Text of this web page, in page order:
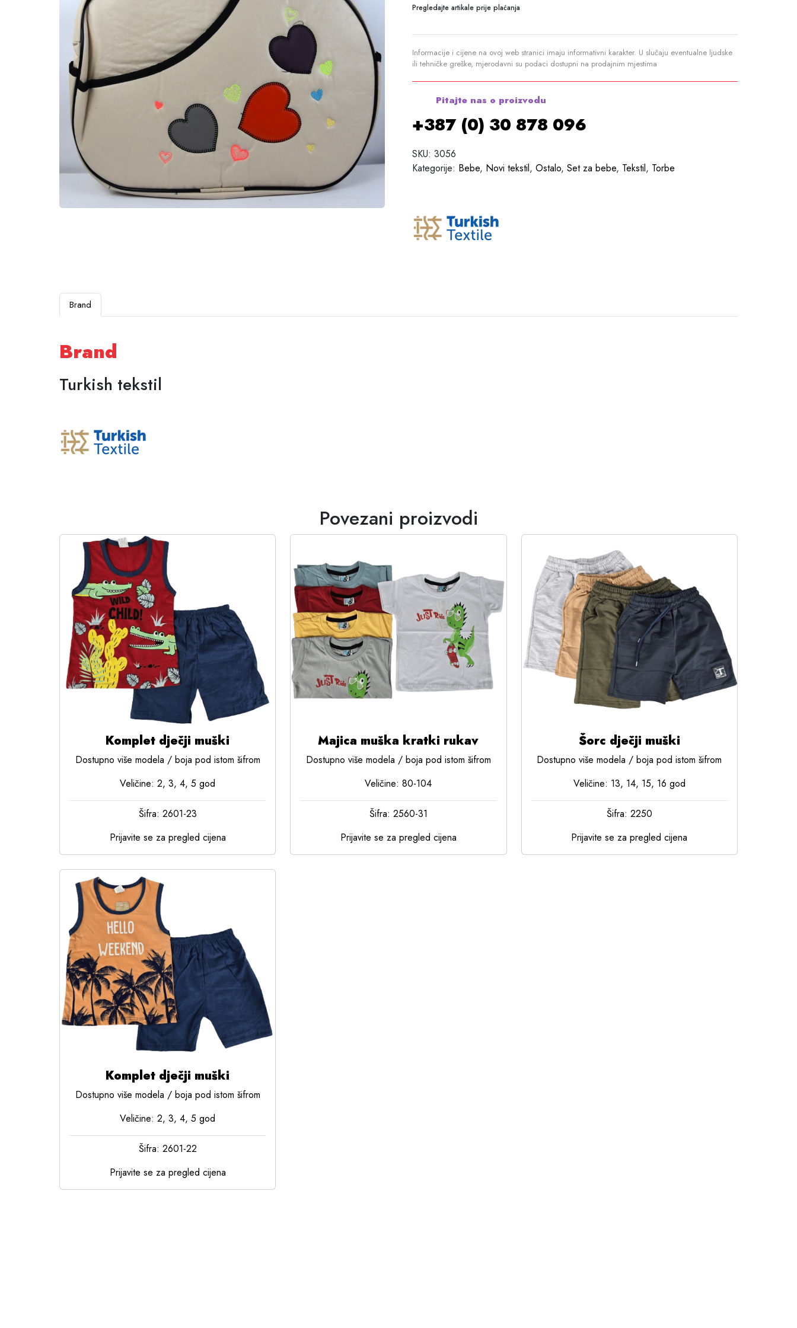
Pregledajte artikale prije plaćanja
Informacije i cijene na ovoj web stranici imaju informativni karakter. U slučaju eventualne ljudske
ili tehničke greške, mjerodavni su podaci dostupni na prodajnim mjestima
Pitajte nas o proizvodu
+387 (0) 30 878 096
SKU: 3056
Kategorije: Bebe, Novi tekstil, Ostalo, Set za bebe, Tekstil, Torbe
Brand
Brand
Turkish tekstil
Povezani proizvodi
Komplet dječji muški
Dostupno više modela / boja pod istom šifrom
Veličine: 2, 3, 4, 5 god
Šifra: 2601-23
Prijavite se za pregled cijena
Majica muška kratki rukav
Dostupno više modela / boja pod istom šifrom
Veličine: 80-104
Šifra: 2560-31
Prijavite se za pregled cijena
Šorc dječji muški
Dostupno više modela / boja pod istom šifrom
Veličine: 13, 14, 15, 16 god
Šifra: 2250
Prijavite se za pregled cijena
Komplet dječji muški
Dostupno više modela / boja pod istom šifrom
Veličine: 2, 3, 4, 5 god
Šifra: 2601-22
Prijavite se za pregled cijena